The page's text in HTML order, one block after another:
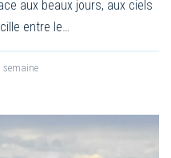
aux beaux jours, aux ciels
entre le…
semaine